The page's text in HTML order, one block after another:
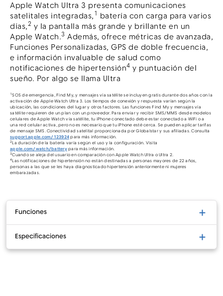
Apple Watch Ultra 3 presenta comunicaciones
satelitales integradas,1 batería con carga para varios
días,2 y la pantalla más grande y brillante en un
Apple Watch.3 Además, ofrece métricas de avanzada,
Funciones Personalizadas, GPS de doble frecuencia,
e información invaluable de salud como
notificaciones de hipertensión4 y puntuación del
sueño. Por algo se llama Ultra
1SOS de emergencia, Find My, y mensajes vía satélite se incluyen gratis durante dos años con la
activación de Apple Watch Ultra 3. Los tiempos de conexión y respuesta varían según la
ubicación, las condiciones del lugar y otros factores. Las funciones Find My y mensajes vía
satélite requieren de un plan con un proveedor. Para enviar y recibir SMS/MMS desde modelos
celulares de Apple Watch vía satélite, tu iPhone conectado debe estar conectado a WiFi o a
una red celular activa, pero no es necesario que tu iPhone esté cerca. Se pueden aplicar tarifas
de mensaje SMS. Conectividad satelital proporcionada por Globalstar y sus afiliadas. Consulta
support.apple.com/123924para más información.
2La duración de la batería varía según el uso y la configuración. Visita
apple.com/watch/batterypara más información.
3Cuando se aleja del usuario en comparación con Apple Watch Ultra o Ultra 2.
4Las notificaciones de hipertensión no están destinadas a personas mayores de 22 años,
personas a las que se les haya diagnosticado hipertensión anteriormente ni mujeres
embarazadas.
Funciones
Especificaciones